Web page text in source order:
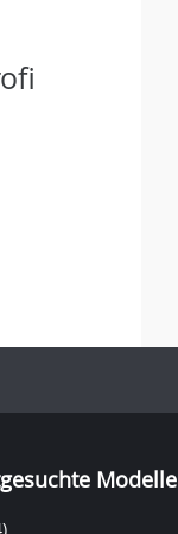
Modelle